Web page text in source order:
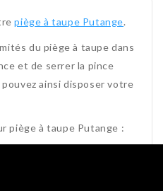
piège à taupe Putange.
du piège à taupe dans
et de serrer la pince
ainsi disposer votre
piège à taupe Putange :